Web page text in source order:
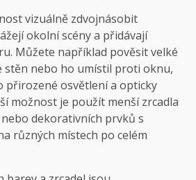
vizuálně zdvojnásobit
okolní scény a přidávají
Můžete například pověsit velké
stěn nebo ho umístil proti oknu,
přirozené osvětlení a opticky
možnost je použít menší zrcadla
dekorativních prvků s
různých místech po celém